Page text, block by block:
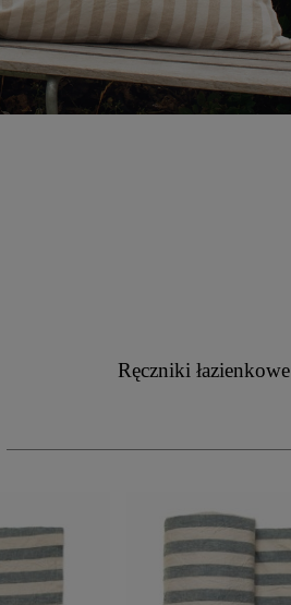
Ręczniki łazienkowe